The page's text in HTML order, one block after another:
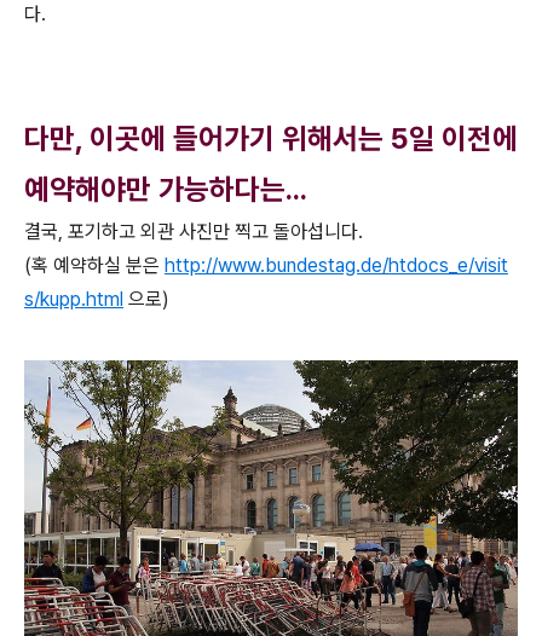
다.
다만, 이곳에 들어가기 위해서는 5일 이전에
예약해야만 가능하다는...
결국, 포기하고 외관 사진만 찍고 돌아섭니다.
(혹 예약하실 분은 http://www.bundestag.de/htdocs_e/visit
s/kupp.html 으로)